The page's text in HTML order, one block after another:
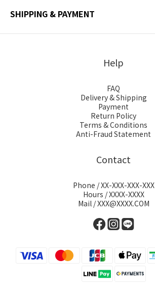
SHIPPING & PAYMENT
Help
FAQ
Delivery & Shipping
Payment
Return Policy
Terms & Conditions
Anti-Fraud Statement
Contact
Phone / XX-XXX-XXX-XXX
Hours / XXXX-XXXX
Mail / XXX@XXXX.COM